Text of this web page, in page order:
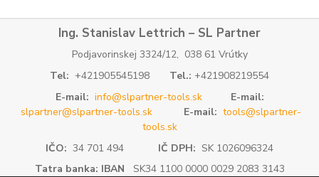
Ing. Stanislav Lettrich – SL Partner
Podjavorinskej 3324/12, 038 61 Vrútky
Tel: +421905545198 Tel.: +421908219554
E-mail: info@slpartner-tools.sk
E-mail:
slpartner@slpartner-tools.sk
E-mail: tools@slpartner-
tools.sk
IČO: 34 701 494 IČ DPH: SK 1026096324
Tatra banka: IBAN SK34 1100 0000 0029 2083 3143